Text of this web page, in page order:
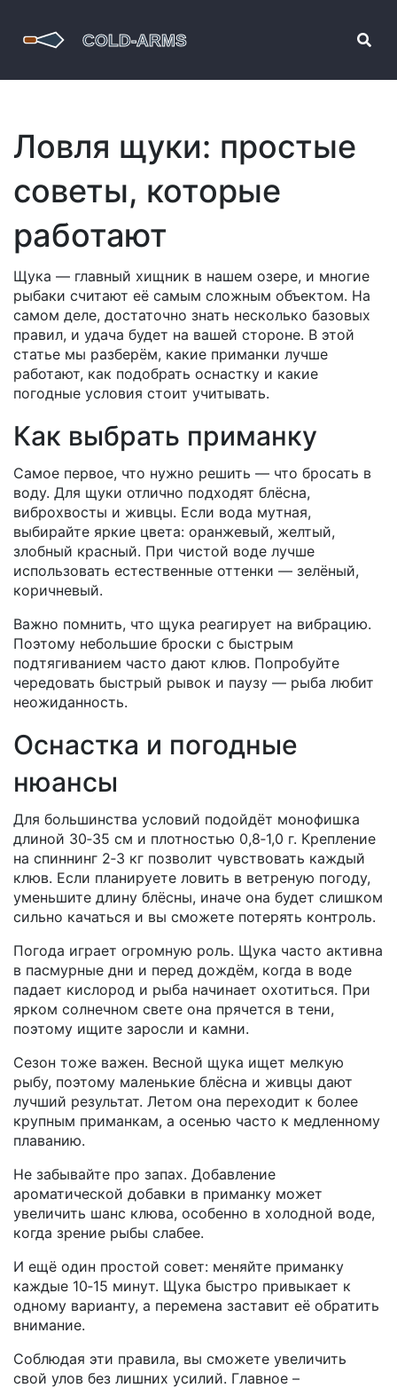
Ловля щуки: простые
советы, которые
работают
Щука — главный хищник в нашем озере, и многие
рыбаки считают её самым сложным объектом. На
самом деле, достаточно знать несколько базовых
правил, и удача будет на вашей стороне. В этой
статье мы разберём, какие приманки лучше
работают, как подобрать оснастку и какие
погодные условия стоит учитывать.
Как выбрать приманку
Самое первое, что нужно решить — что бросать в
воду. Для щуки отлично подходят блёсна,
виброхвосты и живцы. Если вода мутная,
выбирайте яркие цвета: оранжевый, желтый,
злобный красный. При чистой воде лучше
использовать естественные оттенки — зелёный,
коричневый.
Важно помнить, что щука реагирует на вибрацию.
Поэтому небольшие броски с быстрым
подтягиванием часто дают клюв. Попробуйте
чередовать быстрый рывок и паузу — рыба любит
неожиданность.
Оснастка и погодные
нюансы
Для большинства условий подойдёт монофишка
длиной 30‑35 см и плотностью 0,8‑1,0 г. Крепление
на спиннинг 2‑3 кг позволит чувствовать каждый
клюв. Если планируете ловить в ветреную погоду,
уменьшите длину блёсны, иначе она будет слишком
сильно качаться и вы сможете потерять контроль.
Погода играет огромную роль. Щука часто активна
в пасмурные дни и перед дождём, когда в воде
падает кислород и рыба начинает охотиться. При
ярком солнечном свете она прячется в тени,
поэтому ищите заросли и камни.
Сезон тоже важен. Весной щука ищет мелкую
рыбу, поэтому маленькие блёсна и живцы дают
лучший результат. Летом она переходит к более
крупным приманкам, а осенью часто к медленному
плаванию.
Не забывайте про запах. Добавление
ароматической добавки в приманку может
увеличить шанс клюва, особенно в холодной воде,
когда зрение рыбы слабее.
И ещё один простой совет: меняйте приманку
каждые 10‑15 минут. Щука быстро привыкает к
одному варианту, а перемена заставит её обратить
внимание.
Соблюдая эти правила, вы сможете увеличить
свой улов без лишних усилий. Главное –